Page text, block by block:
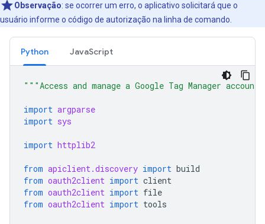
Observação: se ocorrer um erro, o aplicativo solicitará que o
usuário informe o código de autorização na linha de comando.
Python JavaScript
"""Access and manage a Google Tag Manager
import argparse
import sys
import httplib2
from apiclient.discovery import build
from oauth2client import client
from oauth2client import file
from oauth2client import tools